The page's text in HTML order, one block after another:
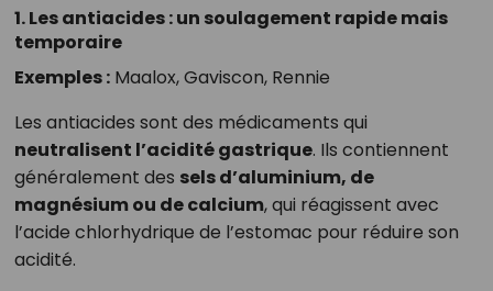
1. Les antiacides : un soulagement rapide mais
temporaire
Exemples :Maalox, Gaviscon, Rennie
Les antiacides sont des médicaments qui
neutralisent l’acidité gastrique. Ils contiennent
généralement des sels d’aluminium, de
magnésium ou de calcium, qui réagissent avec
l’acide chlorhydrique de l’estomac pour réduire son
acidité.